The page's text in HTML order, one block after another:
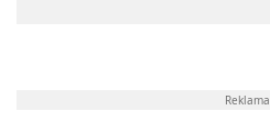
Reklama